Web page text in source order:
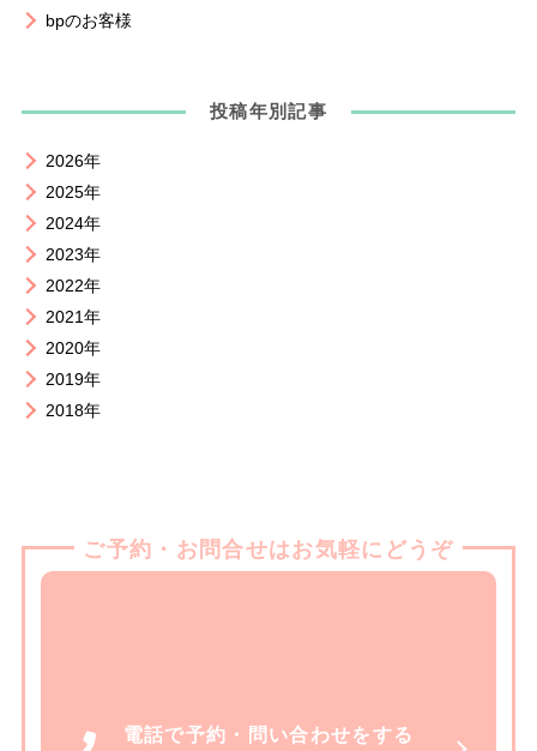
bpのお客様
投稿年別記事
2026年
2025年
2024年
2023年
2022年
2021年
2020年
2019年
2018年
ご予約・お問合せはお気軽にどうぞ
電話で予約・問い合わせをする